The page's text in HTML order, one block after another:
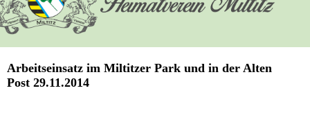
Arbeitseinsatz im Miltitzer Park und in der Alten
Post 29.11.2014